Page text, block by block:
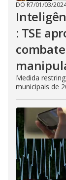
DO R7/01/03/
: TSE
Medida
municipais de